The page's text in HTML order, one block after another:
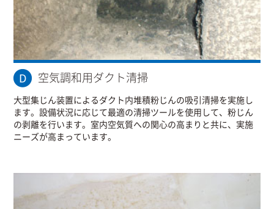
空気調和用ダクト清掃
大型集じん装置によるダクト内堆積粉じんの吸引清掃を実施し
ます。設備状況に応じて最適の清掃ツールを使用して、粉じん
の剥離を行います。室内空気質への関心の高まりと共に、実施
ニーズが高まっています。